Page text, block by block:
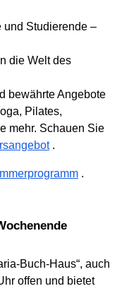
und Studierende –
die Welt des
bewährte Angebote
Pilates,
mehr. Schauen Sie
.
.
Buch-Haus“, auch
offen und bietet